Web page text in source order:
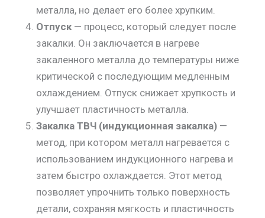
металла, но делает его более хрупким.
Отпуск — процесс, который следует после
закалки. Он заключается в нагреве
закаленного металла до температуры ниже
критической с последующим медленным
охлаждением. Отпуск снижает хрупкость и
улучшает пластичность металла.
Закалка ТВЧ (индукционная закалка) —
метод, при котором металл нагревается с
использованием индукционного нагрева и
затем быстро охлаждается. Этот метод
позволяет упрочнить только поверхность
детали, сохраняя мягкость и пластичность